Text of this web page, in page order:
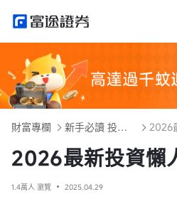
財富專欄 新手必讀 投資入門101 2026
2026最新投資懶
1.4萬人 瀏覽 2025.04.29